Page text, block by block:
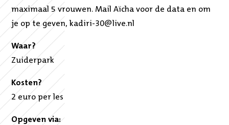
maximaal 5 vrouwen. Mail Aïcha voor de data en om
je op te geven, kadiri-30@live.nl
Waar?
Zuiderpark
Kosten?
2 euro per les
Opgeven via: